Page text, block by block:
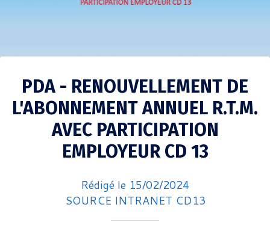
PDA - RENOUVELLEMENT DE
L'ABONNEMENT ANNUEL R.T.M.
AVEC PARTICIPATION
EMPLOYEUR CD 13
Rédigé le 15/02/2024
SOURCE INTRANET CD13